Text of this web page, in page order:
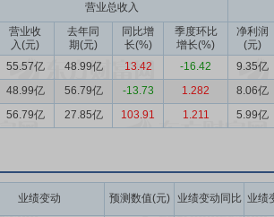
营业总收入
营业收
入(元)
去年同
期(元)
同比增
长(%)
季度环比
增长(%)
净利润
(元)
55.57亿 48.99亿 13.42 -16.42 9.35亿
48.99亿 56.79亿 -13.73 1.282 8.06亿
56.79亿 27.85亿 103.91 1.211 5.99亿
业绩变动 预测数值(元) 业绩变动同比 业绩